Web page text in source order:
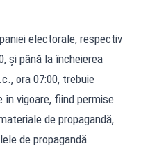
electorale, respectiv
şi până la încheierea
ora 07:00, trebuie
vigoare, fiind permise
de propagandă,
de propagandă